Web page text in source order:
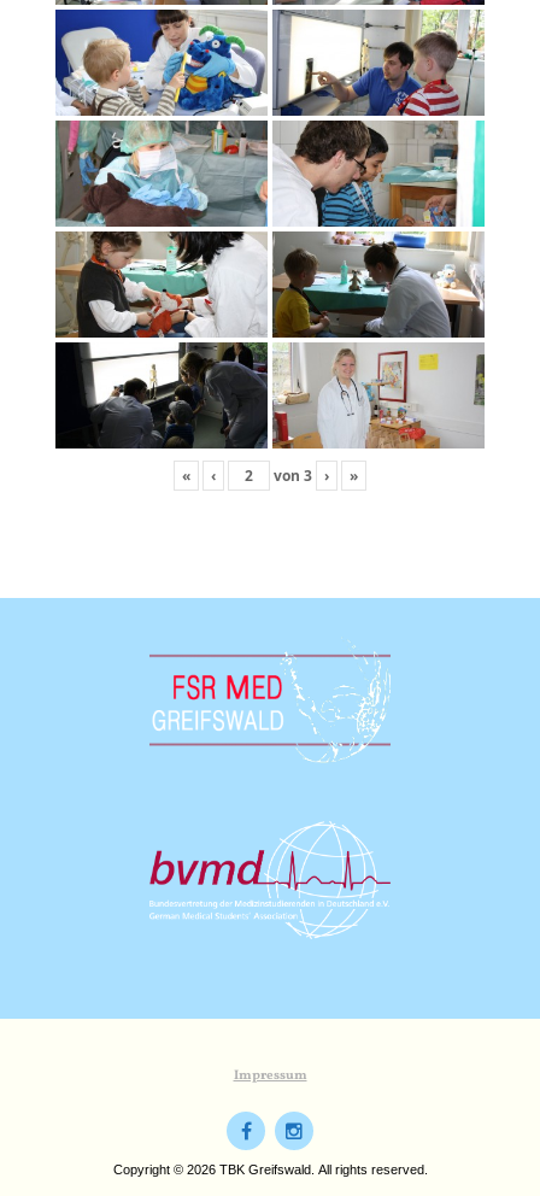
« ‹ von 3 › »
Impressum
Copyright © 2026 TBK Greifswald. All rights reserved.